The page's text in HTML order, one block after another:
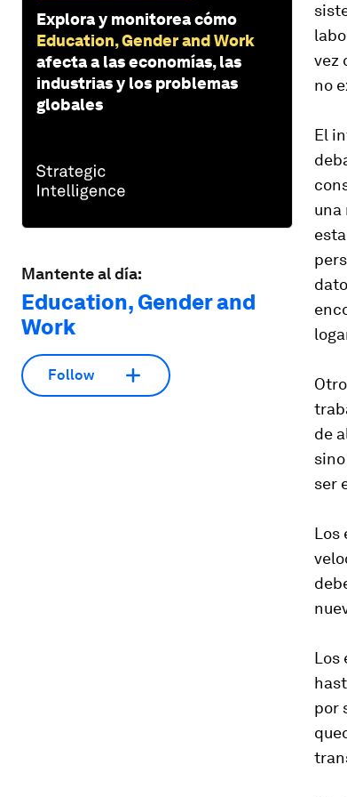
Explora y monitorea cómo
Education, Gender and Work
afecta a las economías, las
industrias y los problemas
globales
Mantente al día:
Education, Gender and
Work
Follow
vez
no
El
una
de
ser
Los
Los
por